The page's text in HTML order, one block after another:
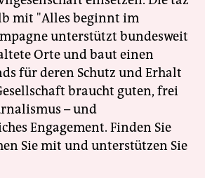
mit "Alles beginnt im
unterstützt bundesweit
Orte und baut einen
für deren Schutz und Erhalt
braucht guten, frei
– und
Engagement. Finden Sie
Sie mit und unterstützen Sie